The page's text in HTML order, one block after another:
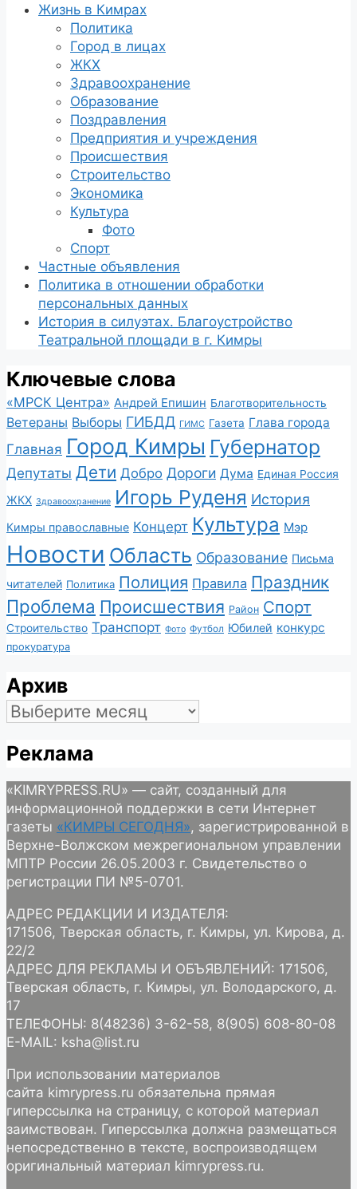
Жизнь в Кимрах
Политика
Город в лицах
ЖКХ
Здравоохранение
Образование
Поздравления
Предприятия и учреждения
Происшествия
Строительство
Экономика
Культура
Фото
Спорт
Частные объявления
Политика в отношении обработки
персональных данных
История в силуэтах. Благоустройство
Театральной площади в г. Кимры
Ключевые слова
«МРСК Центра» Андрей Епишин Благотворительность
Ветераны Выборы ГИБДД ГИМС Газета Глава города
Главная Город Кимры Губернатор
Депутаты Дети Добро Дороги Дума Единая Россия
ЖКХ Здравоохранение Игорь Руденя История
Кимры православные Концерт Культура Мэр
Новости Область Образование Письма
читателей Политика Полиция Правила Праздник
Проблема Происшествия Район Спорт
Строительство Транспорт Фото Футбол Юбилей конкурс
прокуратура
Архив
Архив
Реклама
«KIMRYPRESS.RU» — сайт, созданный для
информационной поддержки в сети Интернет
газеты «КИМРЫ СЕГОДНЯ», зарегистрированной в
Верхне-Волжском межрегиональном управлении
МПТР России 26.05.2003 г. Свидетельство о
регистрации ПИ №5-0701.
АДРЕС РЕДАКЦИИ И ИЗДАТЕЛЯ:
171506, Тверская область, г. Кимры, ул. Кирова, д.
22/2
АДРЕС ДЛЯ РЕКЛАМЫ И ОБЪЯВЛЕНИЙ: 171506,
Тверская область, г. Кимры, ул. Володарского, д.
17
ТЕЛЕФОНЫ: 8(48236) 3-62-58, 8(905) 608-80-08
E-MAIL: ksha@list.ru
При использовании материалов
сайта kimrypress.ru обязательна прямая
гиперссылка на страницу, с которой материал
заимствован. Гиперссылка должна размещаться
непосредственно в тексте, воспроизводящем
оригинальный материал kimrypress.ru.